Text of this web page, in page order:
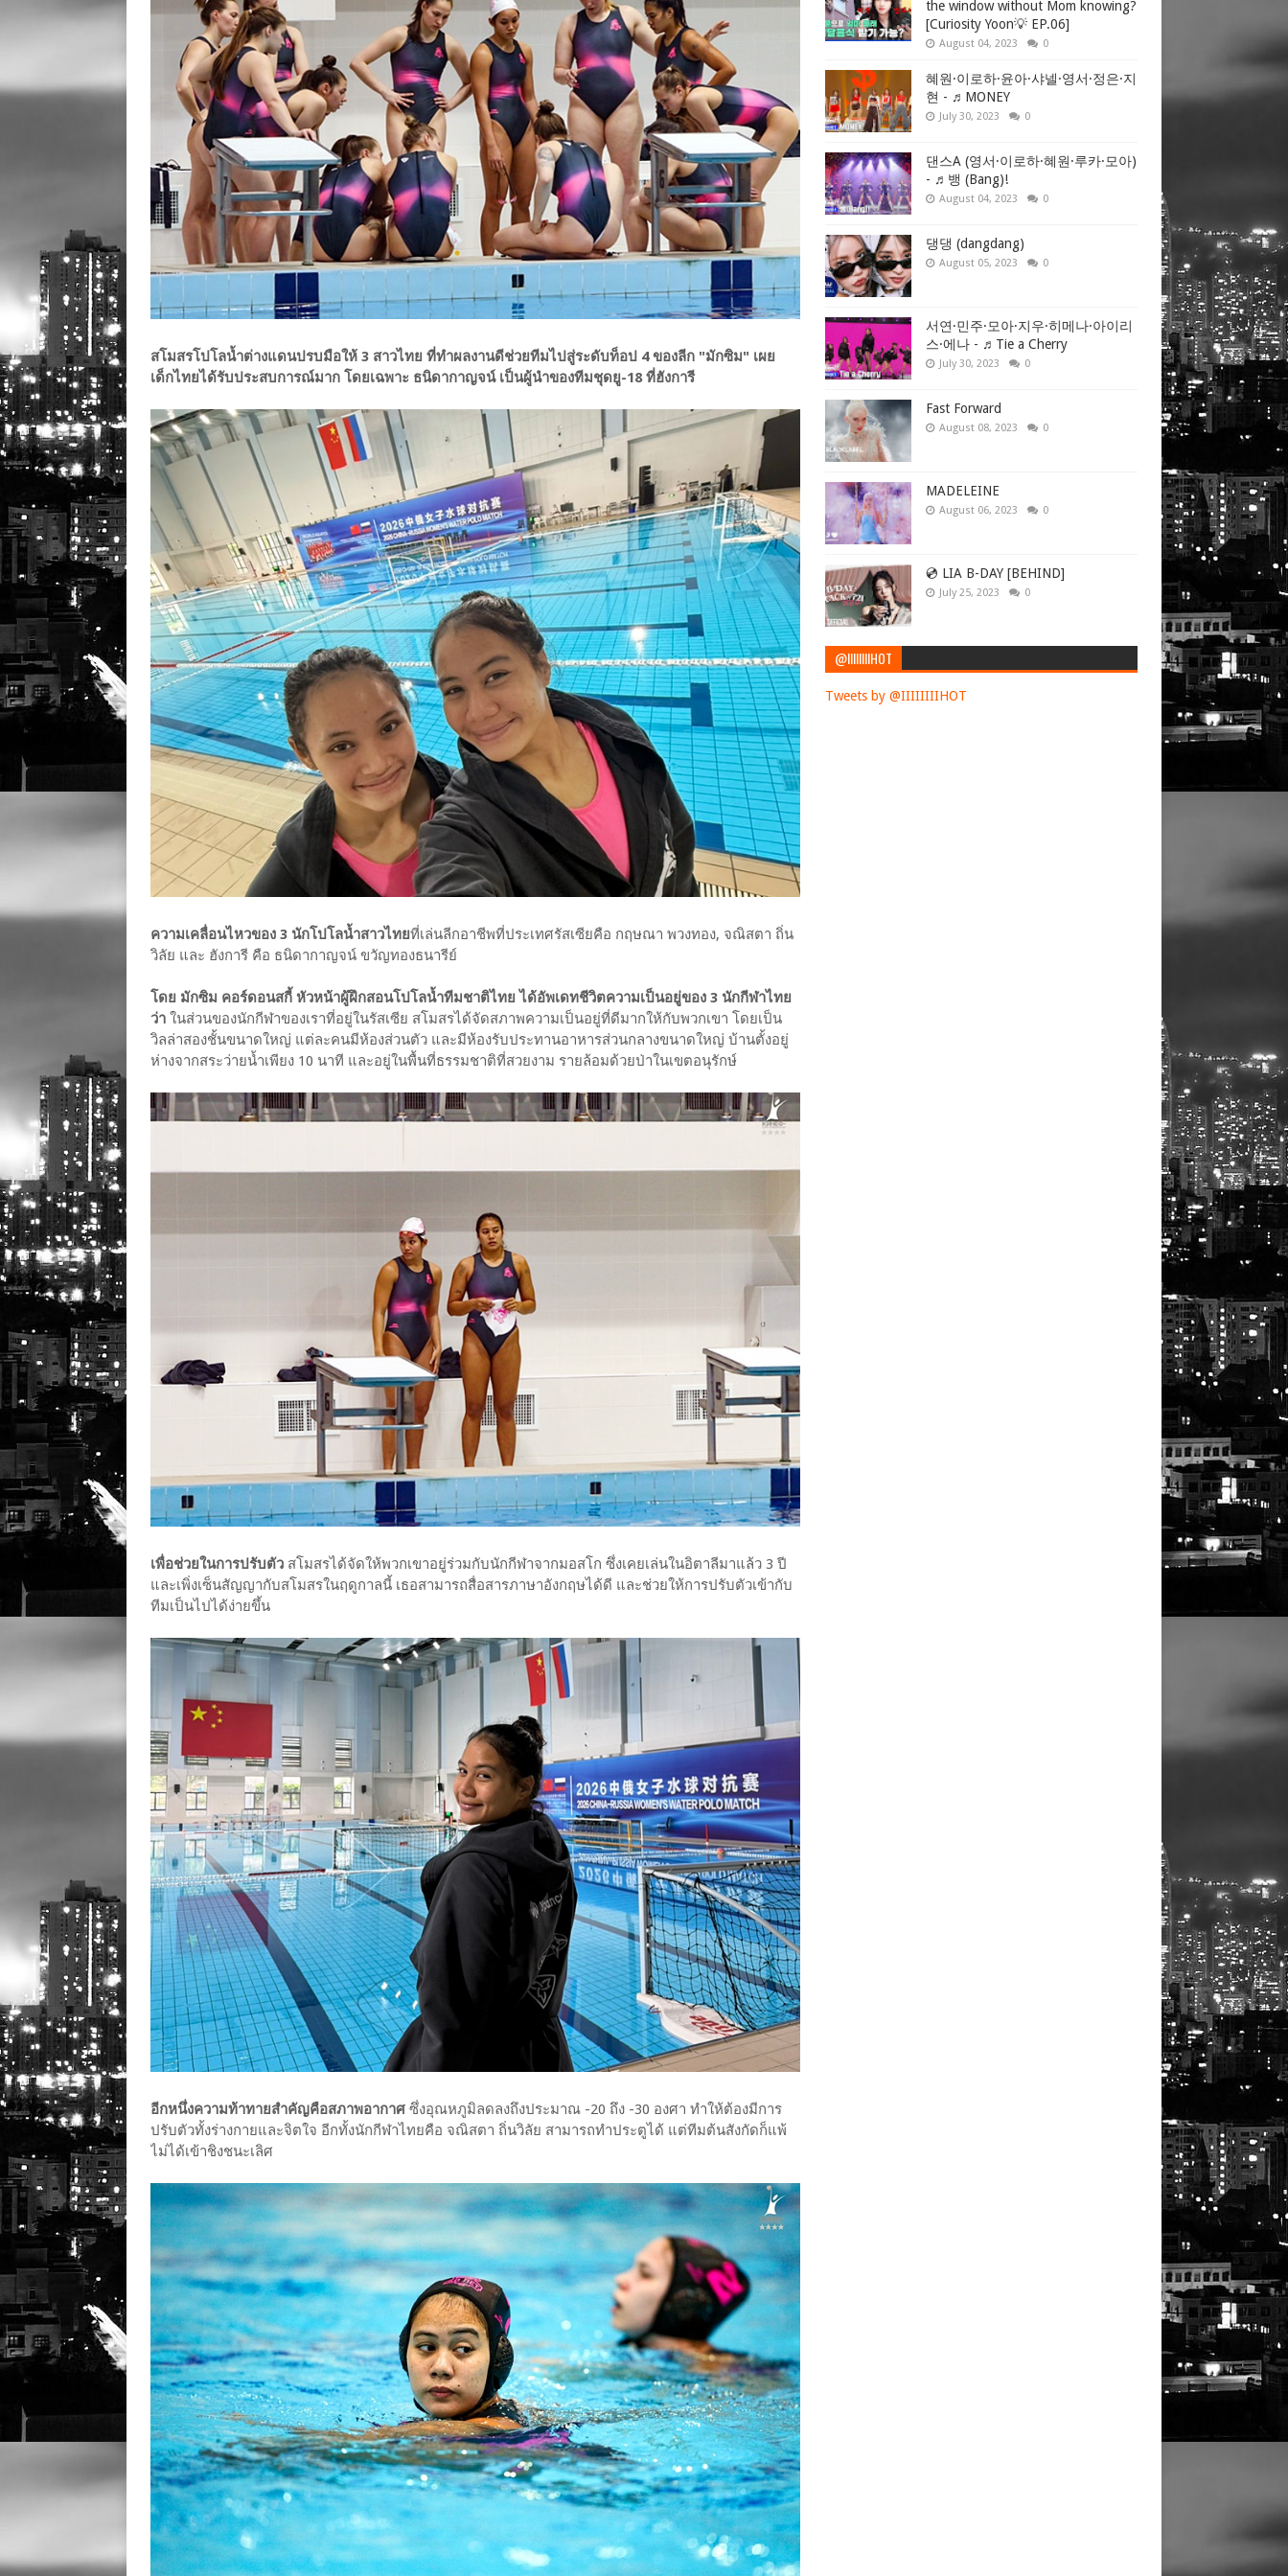
สโมสรโปโลน้ำต่างแดนปรบมือให้ 3 สาวไทย ที่ทำผลงานดีช่วยทีมไปสู่ระดับท็อป 4 ของลีก "มักซิม" เผย
เด็กไทยได้รับประสบการณ์มาก โดยเฉพาะ ธนิดากาญจน์ เป็นผู้นำของทีมชุดยู-18 ที่ฮังการี
ความเคลื่อนไหวของ 3 นักโปโลน้ำสาวไทยที่เล่นลีกอาชีพที่ประเทศรัสเซียคือ กฤษณา พวงทอง, จณิสตา ถิ่น
วิลัย และ ฮังการี คือ ธนิดากาญจน์ ขวัญทองธนารีย์
โดย มักซิม คอร์ดอนสกี้ หัวหน้าผู้ฝึกสอนโปโลน้ำทีมชาติไทย ได้อัพเดทชีวิตความเป็นอยู่ของ 3 นักกีฬาไทย
ว่า ในส่วนของนักกีฬาของเราที่อยู่ในรัสเซีย สโมสรได้จัดสภาพความเป็นอยู่ที่ดีมากให้กับพวกเขา โดยเป็น
วิลล่าสองชั้นขนาดใหญ่ แต่ละคนมีห้องส่วนตัว และมีห้องรับประทานอาหารส่วนกลางขนาดใหญ่ บ้านตั้งอยู่
ห่างจากสระว่ายน้ำเพียง 10 นาที และอยู่ในพื้นที่ธรรมชาติที่สวยงาม รายล้อมด้วยป่าในเขตอนุรักษ์
เพื่อช่วยในการปรับตัว สโมสรได้จัดให้พวกเขาอยู่ร่วมกับนักกีฬาจากมอสโก ซึ่งเคยเล่นในอิตาลีมาแล้ว 3 ปี
และเพิ่งเซ็นสัญญากับสโมสรในฤดูกาลนี้ เธอสามารถสื่อสารภาษาอังกฤษได้ดี และช่วยให้การปรับตัวเข้ากับ
ทีมเป็นไปได้ง่ายขึ้น
อีกหนึ่งความท้าทายสำคัญคือสภาพอากาศ ซึ่งอุณหภูมิลดลงถึงประมาณ -20 ถึง -30 องศา ทำให้ต้องมีการ
ปรับตัวทั้งร่างกายและจิตใจ อีกทั้งนักกีฬาไทยคือ จณิสตา ถิ่นวิลัย สามารถทำประตูได้ แต่ทีมต้นสังกัดก็แพ้
ไม่ได้เข้าชิงชนะเลิศ
the window without Mom knowing?
[Curiosity Yoon💡 EP.06]
August 04, 2023 0
혜원·이로하·윤아·샤넬·영서·정은·지
현 - ♬MONEY
July 30, 2023 0
댄스A (영서·이로하·혜원·루카·모아)
- ♬뱅 (Bang)!
August 04, 2023 0
댕댕 (dangdang)
August 05, 2023 0
서연·민주·모아·지우·히메나·아이리
스·에나 - ♬Tie a Cherry
July 30, 2023 0
Fast Forward
August 08, 2023 0
MADELEINE
August 06, 2023 0
💿 LIA B-DAY [BEHIND]
July 25, 2023 0
@IIIIIIIIHOT
Tweets by @IIIIIIIIHOT